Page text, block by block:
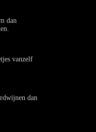
dan
vanzelf
dan